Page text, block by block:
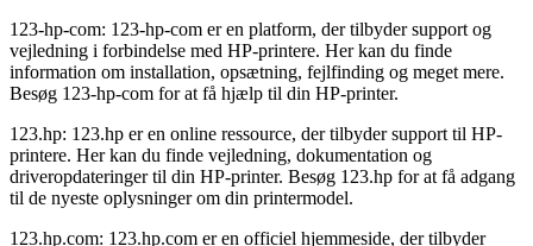
123-hp-com: 123-hp-com er en platform, der tilbyder support og
vejledning i forbindelse med HP-printere. Her kan du finde
information om installation, opsætning, fejlfinding og meget mere.
Besøg 123-hp-com for at få hjælp til din HP-printer.
123.hp: 123.hp er en online ressource, der tilbyder support til HP-
printere. Her kan du finde vejledning, dokumentation og
driveropdateringer til din HP-printer. Besøg 123.hp for at få adgang
til de nyeste oplysninger om din printermodel.
123.hp.com: 123.hp.com er en officiel hjemmeside, der tilbyder